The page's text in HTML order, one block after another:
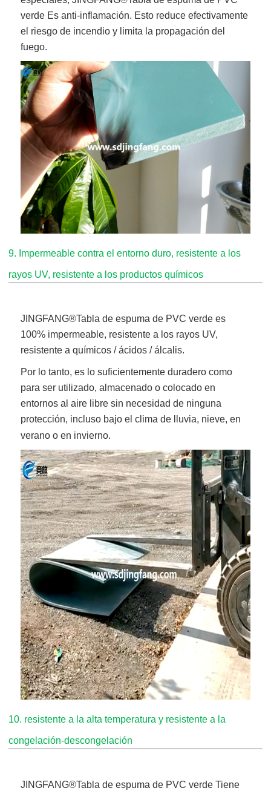
verde Es anti-inflamación. Esto reduce efectivamente
el riesgo de incendio y limita la propagación del
fuego.
9. Impermeable contra el entorno duro, resistente a los
rayos UV, resistente a los productos químicos
JINGFANG®Tabla de espuma de PVC verde es
100% impermeable, resistente a los rayos UV,
resistente a químicos / ácidos / álcalis.
Por lo tanto, es lo suficientemente duradero como
para ser utilizado, almacenado o colocado en
entornos al aire libre sin necesidad de ninguna
protección, incluso bajo el clima de lluvia, nieve, en
verano o en invierno.
10. resistente a la alta temperatura y resistente a la
congelación-descongelación
JINGFANG®Tabla de espuma de PVC verde Tiene